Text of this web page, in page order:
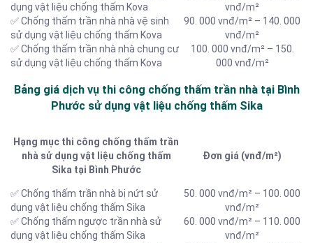
dụng vật liệu chống thấm Kova
vnđ/m²
✅ Chống thấm trần nhà nhà vệ sinh
sử dụng vật liệu chống thấm Kova
90. 000 vnđ/m² – 140. 000
vnđ/m²
✅ Chống thấm trần nhà nhà chung cư
sử dụng vật liệu chống thấm Kova
100. 000 vnđ/m² – 150.
000 vnđ/m²
Bảng giá dịch vụ thi công chống thấm trần nhà tại Bình
Phước sử dụng vật liệu chống thấm Sika
Hạng mục thi công chống thấm trần
nhà sử dụng vật liệu chống thấm
Sika tại Bình Phước
Đơn giá (vnđ/m²)
✅ Chống thấm trần nhà bị nứt sử
dụng vật liệu chống thấm Sika
50. 000 vnđ/m² – 100. 000
vnđ/m²
✅ Chống thấm ngược trần nhà sử
dụng vật liệu chống thấm Sika
60. 000 vnđ/m² – 110. 000
vnđ/m²